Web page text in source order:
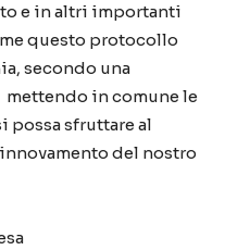
e in altri importanti
questo protocollo
secondo una
in comune le
possa sfruttare al
del nostro